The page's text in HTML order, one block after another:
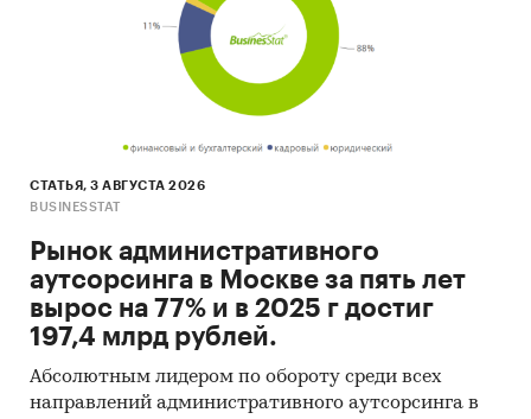
Региональные и федеральные СМИ
Инсайдерские источники
Специализированные аналитические
Кабинетное исследование. Поиск и анализ
проведение расчетов. Статистика и
аналитика
Прогноз ГидМаркет. Современные
статистические методы прогнозирования с
поправкой на мнение экспертов.
СТАТЬЯ, 3 АВГУСТА 2026
BUSINESSTAT
Рынок административного
аутсорсинга в Москве за пять лет
вырос на 77% и в 2025 г достиг
197,4 млрд рублей.
Абсолютным лидером по обороту среди всех
направлений административного аутсорсинга в